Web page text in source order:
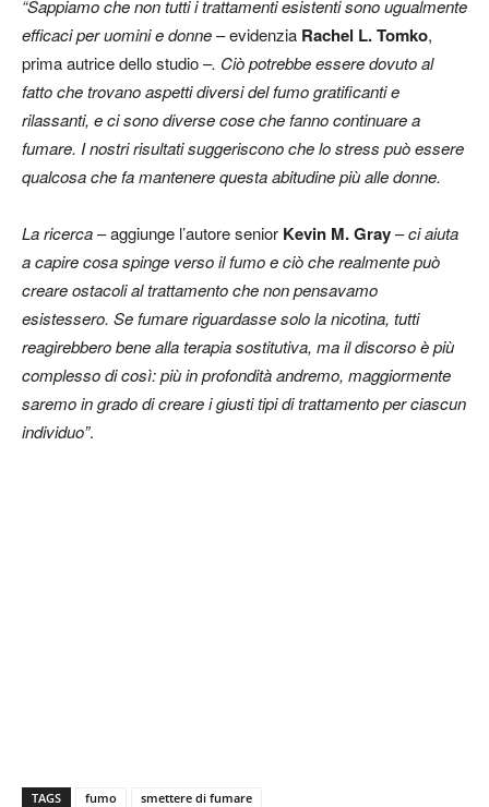
“Sappiamo che non tutti i trattamenti esistenti sono ugualmente
efficaci per uomini e donne– evidenzia Rachel L. Tomko,
prima autrice dello studio –. Ciò potrebbe essere dovuto al
fatto che trovano aspetti diversi del fumo gratificanti e
rilassanti, e ci sono diverse cose che fanno continuare a
fumare. I nostri risultati suggeriscono che lo stress può essere
qualcosa che fa mantenere questa abitudine più alle donne.
La ricerca– aggiunge l’autore senior Kevin M. Gray–ci aiuta
a capire cosa spinge verso il fumo e ciò che realmente può
creare ostacoli al trattamento che non pensavamo
esistessero. Se fumare riguardasse solo la nicotina, tutti
reagirebbero bene alla terapia sostitutiva, ma il discorso è più
complesso di così: più in profondità andremo, maggiormente
saremo in grado di creare i giusti tipi di trattamento per ciascun
individuo”.
TAGS fumo smettere di fumare